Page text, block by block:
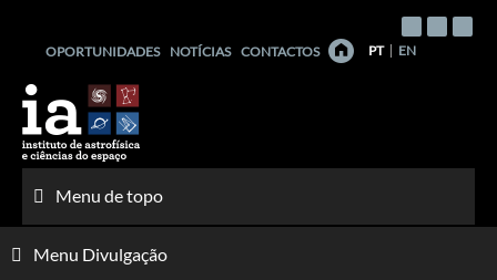
conteúdo
OPORTUNIDADES NOTÍCIAS CONTACTOS PT EN
Menu de topo
Menu Divulgação